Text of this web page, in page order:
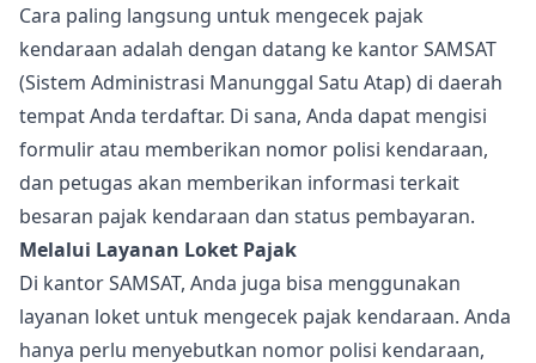
Cara paling langsung untuk mengecek pajak
kendaraan adalah dengan datang ke kantor SAMSAT
(Sistem Administrasi Manunggal Satu Atap) di daerah
tempat Anda terdaftar. Di sana, Anda dapat mengisi
formulir atau memberikan nomor polisi kendaraan,
dan petugas akan memberikan informasi terkait
besaran pajak kendaraan dan status pembayaran.
Melalui Layanan Loket Pajak
Di kantor SAMSAT, Anda juga bisa menggunakan
layanan loket untuk mengecek pajak kendaraan. Anda
hanya perlu menyebutkan nomor polisi kendaraan,